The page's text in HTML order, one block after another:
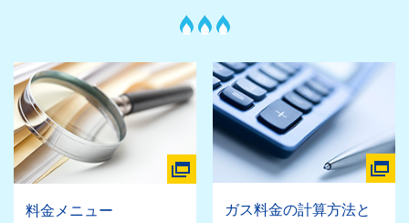
料金メニュー
ガス料金の計算方法と